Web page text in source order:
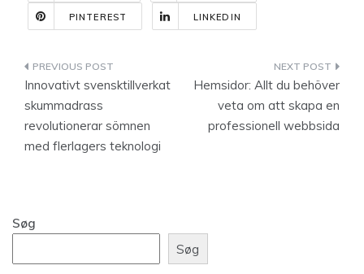
PINTEREST LINKEDIN
Indlægsnavigation
Innovativt svensktillverkat
skummadrass
revolutionerar sömnen
med flerlagers teknologi
Hemsidor: Allt du behöver
veta om att skapa en
professionell webbsida
Søg
Søg